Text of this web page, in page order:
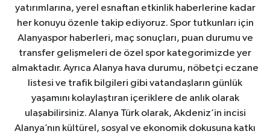
yatırımlarına, yerel esnaftan etkinlik haberlerine kadar
her konuyu özenle takip ediyoruz. Spor tutkunları için
Alanyaspor haberleri, maç sonuçları, puan durumu ve
transfer gelişmeleri de özel spor kategorimizde yer
almaktadır. Ayrıca Alanya hava durumu, nöbetçi eczane
listesi ve trafik bilgileri gibi vatandaşların günlük
yaşamını kolaylaştıran içeriklere de anlık olarak
ulaşabilirsiniz. Alanya Türk olarak, Akdeniz’in incisi
Alanya’nın kültürel, sosyal ve ekonomik dokusuna katkı